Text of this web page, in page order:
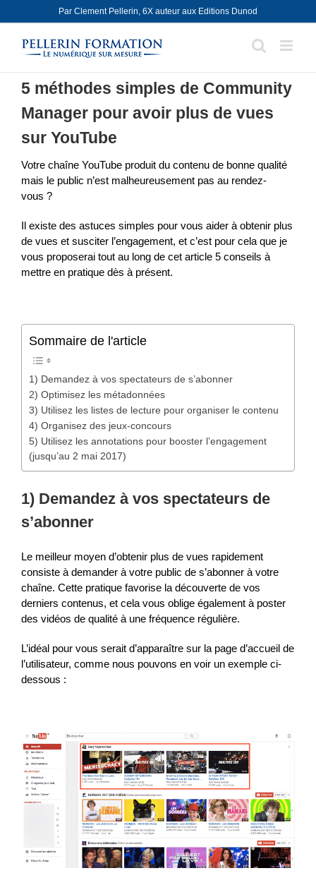
to
content
Par Clement Pellerin, 6X auteur aux Editions Dunod
5 méthodes simples de Community
Manager pour avoir plus de vues
sur YouTube
Votre chaîne YouTube produit du contenu de bonne qualité
mais le public n’est malheureusement pas au rendez-
vous ?
Il existe des astuces simples pour vous aider à obtenir plus
de vues et susciter l’engagement, et c’est pour cela que je
vous proposerai tout au long de cet article 5 conseils à
mettre en pratique dès à présent.
Sommaire de l'article
1) Demandez à vos spectateurs de s’abonner
2) Optimisez les métadonnées
3) Utilisez les listes de lecture pour organiser le contenu
4) Organisez des jeux-concours
5) Utilisez les annotations pour booster l’engagement
(jusqu’au 2 mai 2017)
1) Demandez à vos spectateurs de
s’abonner
Le meilleur moyen d’obtenir plus de vues rapidement
consiste à demander à votre public de s’abonner à votre
chaîne. Cette pratique favorise la découverte de vos
derniers contenus, et cela vous oblige également à poster
des vidéos de qualité à une fréquence régulière.
L’idéal pour vous serait d’apparaître sur la page d’accueil de
l’utilisateur, comme nous pouvons en voir un exemple ci-
dessous :